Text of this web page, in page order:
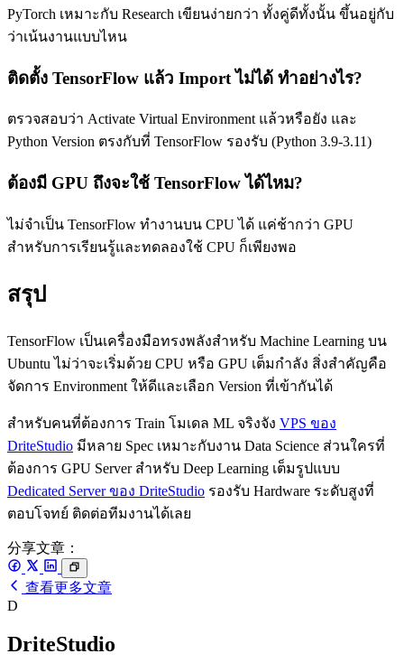
PyTorch เหมาะกับ Research เขียนง่ายกว่า ทั้งคู่ดีทั้งนั้น ขึ้นอยู่กับ
ว่าเน้นงานแบบไหน
ติดตั้ง TensorFlow แล้ว Import ไม่ได้ ทำอย่างไร?
ตรวจสอบว่า Activate Virtual Environment แล้วหรือยัง และ
Python Version ตรงกับที่ TensorFlow รองรับ (Python 3.9-3.11)
ต้องมี GPU ถึงจะใช้ TensorFlow ได้ไหม?
ไม่จำเป็น TensorFlow ทำงานบน CPU ได้ แค่ช้ากว่า GPU
สำหรับการเรียนรู้และทดลองใช้ CPU ก็เพียงพอ
สรุป
TensorFlow เป็นเครื่องมือทรงพลังสำหรับ Machine Learning บน
Ubuntu ไม่ว่าจะเริ่มด้วย CPU หรือ GPU เต็มกำลัง สิ่งสำคัญคือ
จัดการ Environment ให้ดีและเลือก Version ที่เข้ากันได้
สำหรับคนที่ต้องการ Train โมเดล ML จริงจัง VPS ของ
DriteStudio มีหลาย Spec เหมาะกับงาน Data Science ส่วนใครที่
ต้องการ GPU Server สำหรับ Deep Learning เต็มรูปแบบ
Dedicated Server ของ DriteStudio รองรับ Hardware ระดับสูงที่
ตอบโจทย์ ติดต่อทีมงานได้เลย
分享文章：
查看更多文章
D
DriteStudio